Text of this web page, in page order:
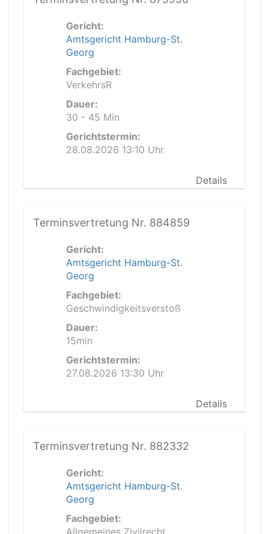
Gericht:
Amtsgericht Hamburg-St.
Georg
Fachgebiet:
VerkehrsR
Dauer:
30 - 45 Min
Gerichtstermin:
28.08.2026 13:10 Uhr
Details
Terminsvertretung Nr. 884859
Gericht:
Amtsgericht Hamburg-St.
Georg
Fachgebiet:
Geschwindigkeitsverstoß
Dauer:
15min
Gerichtstermin:
27.08.2026 13:30 Uhr
Details
Terminsvertretung Nr. 882332
Gericht:
Amtsgericht Hamburg-St.
Georg
Fachgebiet:
Allgemeines Zivilrecht